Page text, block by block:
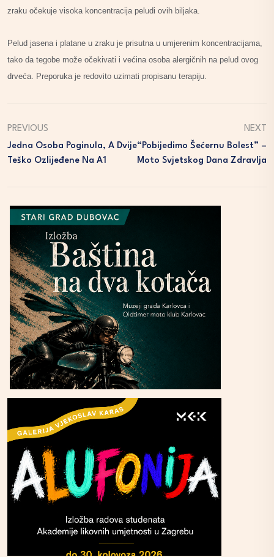
zraku očekuje visoka koncentracija peludi ovih biljaka.
Pelud jasena i platane u zraku je prisutna u umjerenim koncentracijama,
tako da tegobe može očekivati i većina osoba alergičnih na pelud ovog
drveća. Preporuka je redovito uzimati propisanu terapiju.
PREVIOUS
Jedna Osoba Poginula, A Dvije
Teško Ozlijeđene Na A1
NEXT
“Pobijedimo Šećernu Bolest” –
Moto Svjetskog Dana Zdravlja